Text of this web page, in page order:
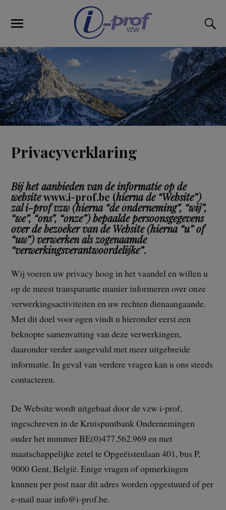
Privacyverklaring
Bij het aanbieden van de informatie op de
websitewww.i-prof.be (hierna de “Website”)
zal i-prof vzw (hierna “de onderneming”, “wij”,
“we”, “ons”, “onze”) bepaalde persoonsgegevens
over de bezoeker van de Website(hierna “u” of
“uw”) verwerken als zogenaamde
“verwerkingsverantwoordelijke”.
Wij voeren uw privacy hoog in het vaandel en willen u
op de meest transparante manier informeren over onze
verwerkingsactiviteiten en uw rechten dienaangaande.
Met dit doel voor ogen vindt u hieronder eerst een
beknopte samenvatting van deze verwerkingen,
daaronder verder aangevuld met meer uitgebreide
informatie. In geval van verdere vragen kan u ons steeds
contacteren.
De Website wordt uitgebaat door de vzw i-prof,
ingeschreven in de Kruispuntbank Ondernemingen
onder het nummer BE(0)477.562.969 en met
maatschappelijke zetel te Opgeëistenlaan 401, bus P,
9000 Gent, België. Enige vragen of opmerkingen
kunnen per post naar dit adres worden opgestuurd of per
e-mail naar info@i-prof.be.